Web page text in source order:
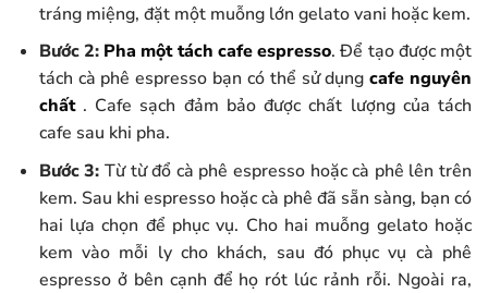
tráng miệng, đặt một muỗng lớn gelato vani hoặc kem.
Bước 2: Pha một tách cafe espresso. Để tạo được một
tách cà phê espresso bạn có thể sử dụngcafe nguyên
chất . Cafe sạch đảm bảo được chất lượng của tách
cafe sau khi pha.
Bước 3: Từ từ đổ cà phê espresso hoặc cà phê lên trên
kem. Sau khi espresso hoặc cà phê đã sẵn sàng, bạn có
hai lựa chọn để phục vụ. Cho hai muỗng gelato hoặc
kem vào mỗi ly cho khách, sau đó phục vụ cà phê
espresso ở bên cạnh để họ rót lúc rảnh rỗi. Ngoài ra,